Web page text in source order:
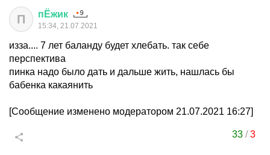
П пЁжик
15:34, 21.07.2021
изза.... 7 лет баланду будет хлебать. так себе
перспектива
пинка надо было дать и дальше жить, нашлась бы
бабенка какаянить
[Сообщение изменено модератором 21.07.2021 16:27]
33 /3